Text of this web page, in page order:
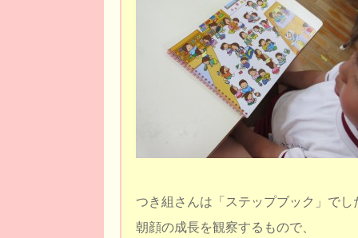
つき組さんは「ステップブック」でし
朝顔の成長を観察するもので、